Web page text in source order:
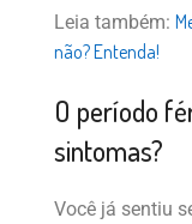
Leia também:
não? Entenda!
O período
sintomas?
Você já sentiu